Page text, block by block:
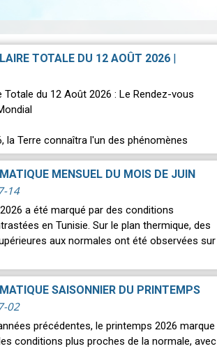
TOTALE DU 12 AOÛT 2026 |
Totale du 12 Août 2026 : Le Rendez-vous
la Terre connaîtra l'un des phénomènes
plus spectaculaires : une…Lire
MENSUEL DU MOIS DE JUIN
14
a été marqué par des conditions
en Tunisie. Sur le plan thermique, des
aux normales ont été observées sur
SAISONNIER DU PRINTEMPS
02
précédentes, le printemps 2026 marque
conditions plus proches de la normale, avec